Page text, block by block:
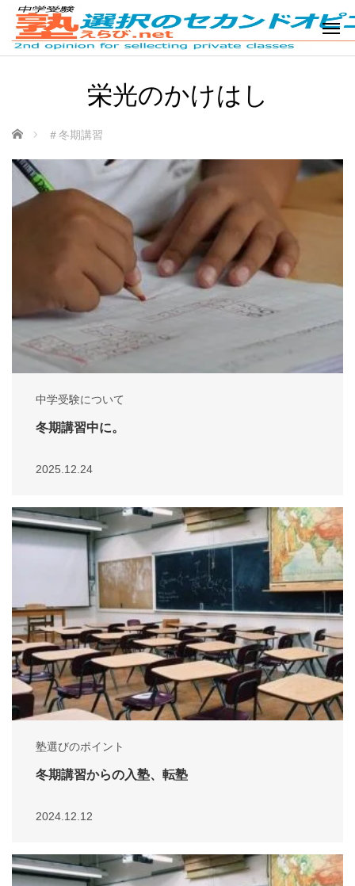
栄光のかけはし
ホーム ＃冬期講習
中学受験について
冬期講習中に。
2025.12.24
塾選びのポイント
冬期講習からの入塾、転塾
2024.12.12